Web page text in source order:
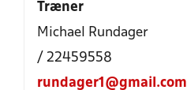
Træner
Michael Rundager
/ 22459558
rundager1@gmail.com